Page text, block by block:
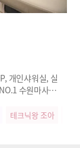
개인샤워실, 실
수원마사지1
테크닉왕 조아